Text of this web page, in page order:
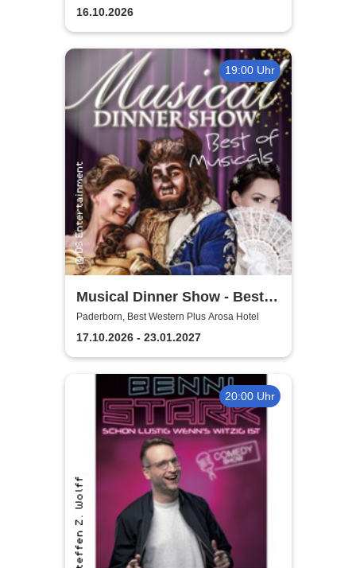
Deelenhaus
16.10.2026
19:00 Uhr
Musical Dinner Show - Best
of Musicals
Paderborn, Best Western Plus Arosa Hotel
17.10.2026 - 23.01.2027
20:00 Uhr